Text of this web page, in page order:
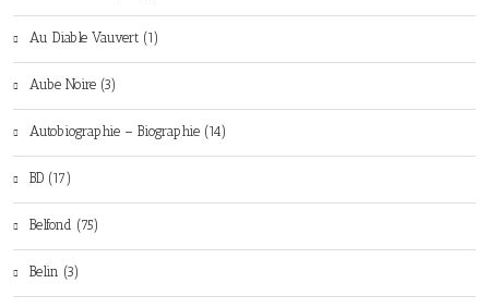
Au Diable Vauvert (1)
Aube Noire (3)
Autobiographie – Biographie (14)
BD (17)
Belfond (75)
Belin (3)